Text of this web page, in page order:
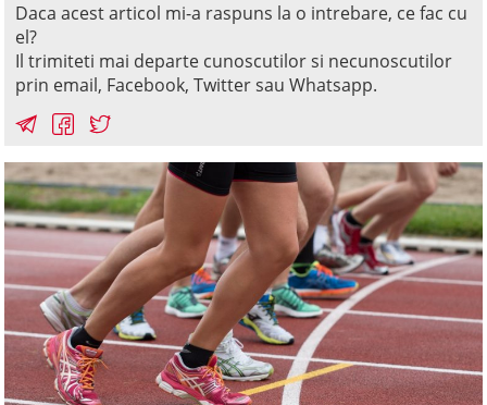
Daca acest articol mi-a raspuns la o intrebare, ce fac cu
el?
Il trimiteti mai departe cunoscutilor si necunoscutilor
prin email, Facebook, Twitter sau Whatsapp.